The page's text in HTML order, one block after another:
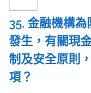
35. 金融機構
發生，有關現
制及安全原則
項？